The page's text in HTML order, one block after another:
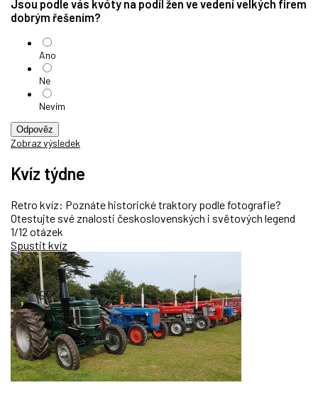
Jsou podle vás kvóty na podíl žen ve vedení velkých firem
dobrým řešením?
Ano
Ne
Nevím
Odpověz
Zobraz výsledek
Kvíz týdne
Retro kvíz: Poznáte historické traktory podle fotografie?
Otestujte své znalosti československých i světových legend
1/12 otázek
Spustit kvíz